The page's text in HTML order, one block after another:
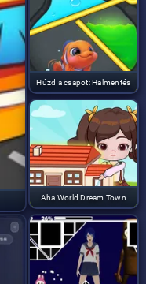
Húzd a csapot: Halmentés
Aha World Dream Town